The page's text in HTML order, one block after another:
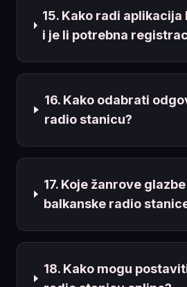
15. Kako radi aplikacija
i je li potrebna
16. Kako odabrati
radio stanicu?
17. Koje žanrove
balkanske radio
18. Kako mogu